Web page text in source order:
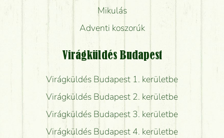
Mikulás
Adventi koszorúk
Virágküldés Budapest
Virágküldés Budapest 1. kerületbe
Virágküldés Budapest 2. kerületbe
Virágküldés Budapest 3. kerületbe
Virágküldés Budapest 4. kerületbe